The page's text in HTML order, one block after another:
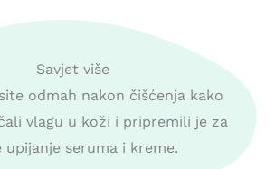
Savjet više
odmah nakon čišćenja kako
vlagu u koži i pripremili je za
upijanje seruma i kreme.